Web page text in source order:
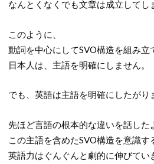
なんとくなくでも文章は成立してし
このように、
動詞を中心にしてSVO構造を組み立
日本人は、主語を明確にしません。
でも、英語は主語を明確にしたがり
先ほど言語の根本的な違いを話した
この主語を含めたSVO構造を意識す
英語力はぐんぐんと劇的に伸びてい